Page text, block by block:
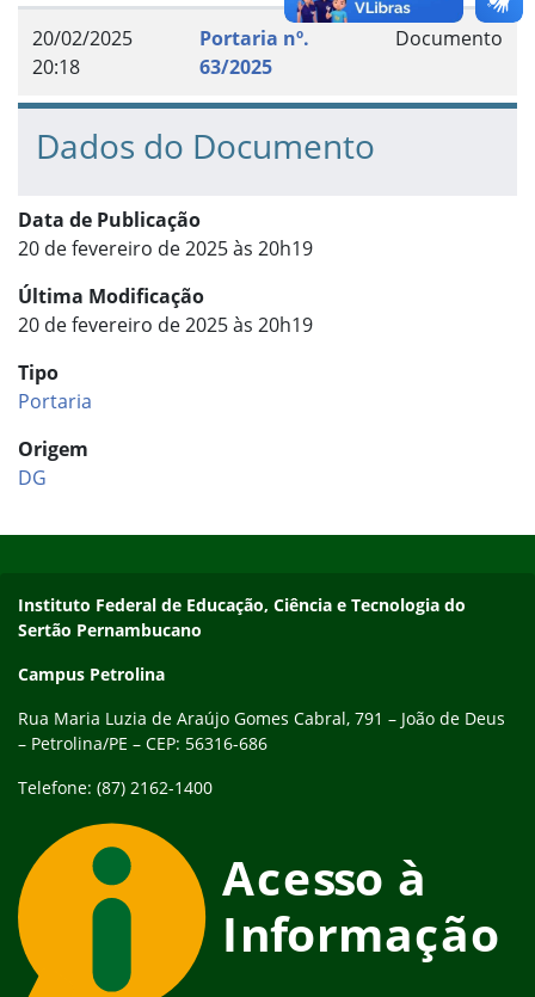
20/02/2025
20:18
Portaria nº.
63/2025
Documento
Dados do Documento
Data de Publicação
20 de fevereiro de 2025 às 20h19
Última Modificação
20 de fevereiro de 2025 às 20h19
Tipo
Portaria
Origem
DG
Endereço
Instituto Federal de Educação, Ciência e Tecnologia do
Sertão Pernambucano
Campus Petrolina
Rua Maria Luzia de Araújo Gomes Cabral, 791 – João de Deus
– Petrolina/PE – CEP: 56316-686
Telefone: (87) 2162-1400